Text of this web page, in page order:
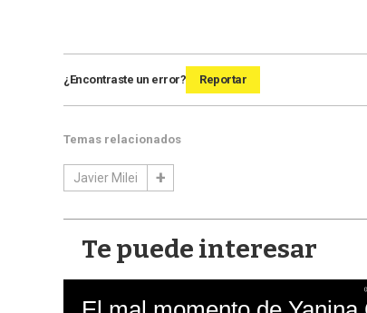
¿Encontraste un error? Reportar
Temas relacionados
Javier Milei
Te puede interesar